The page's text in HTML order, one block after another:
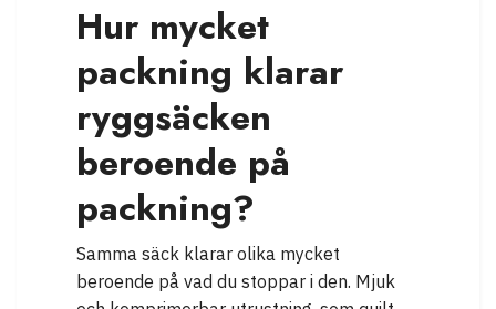
Hur mycket
packning klarar
ryggsäcken
beroende på
packning?
Samma säck klarar olika mycket
beroende på vad du stoppar i den. Mjuk